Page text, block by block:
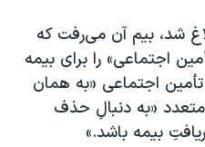
شد، بیم آن می‌رفت که
اجتماعی» را برای بیمه
اجتماعی «به همان
«به دنبالِ حذف
بیمه باشد.»